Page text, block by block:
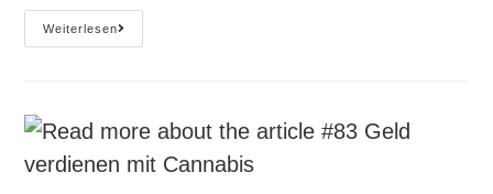
Weiterlesen#87
Die